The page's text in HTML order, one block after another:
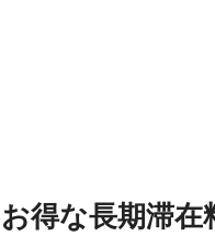
5つ星中4.84つ星の平均評価
得⁠な長⁠期⁠滞⁠在